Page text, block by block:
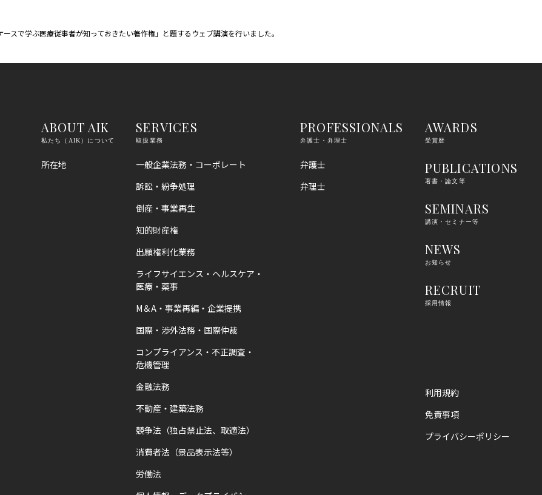
スで学ぶ医療従事者が知っておきたい著作権」と題するウェブ講演を行いました。
ABOUT AIK
私たち（AIK）について
所在地
SERVICES
取扱業務
一般企業法務・コーポレート
訴訟・紛争処理
倒産・事業再生
知的財産権
出願権利化業務
ライフサイエンス・ヘルスケア・
医療・薬事
M＆A・事業再編・企業提携
国際・渉外法務・国際仲裁
コンプライアンス・不正調査・
危機管理
金融法務
不動産・建築法務
競争法（独占禁止法、取適法）
消費者法（景品表示法等）
労働法
PROFESSIONALS
弁護士・弁理士
弁護士
弁理士
AWARDS
受賞歴
PUBLICATIONS
著書・論文等
SEMINARS
講演・セミナー等
NEWS
お知らせ
RECRUIT
採用情報
利用規約
免責事項
プライバシーポリシー